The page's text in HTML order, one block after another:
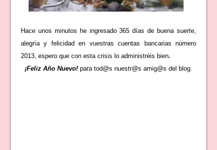
Hace unos minutos he ingresado 365 días de buena suerte
alegría y felicidad en vuestras cuentas bancarias número
2013, espero que con esta crisis lo administréis bien.
¡Feliz Año Nuevo! paratod@s nuestr@s amig@s del blog.